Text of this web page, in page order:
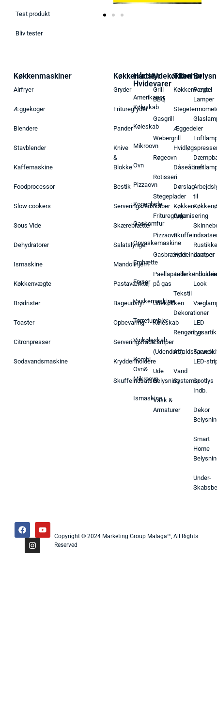
Test produkt
Bliv tester
Køkkenmaskiner
Airfryer
Æggekoger
Blendere
Stavblender
Kaffemaskine
Foodprocessor
Slow cookers
Sous Vide
Dehydratorer
Ismaskine
Køkkenvægte
Brødrister
Toaster
Citronpresser
Sodavandsmaskine
Køkkenudstyr
Gryder
Frituregryder
Pander
Knive
&
Blokke
Bestik
Serveringsredskaber
Skærebrætter
Salatslynger
Mandolinjern
Pastaværktøj
Bageudstyr
Opbevaring
Serveringsfade
Krydderiholdere
Skuffeindsatser
Hårde
Hvidevarer
Amerikaner
Køleskab
Køleskab
Mikroovn
Ovn
Pizzaovn
Kogeplade
Gaskomfur
Opvaskemaskine
Emhætte
Fryser
Vaskemaskine
Tørretumbler
Vinkøleskab
Kombi
Ovn&
Mikroovn
Ismaskine
Udekøkken
Grill
BBQ
Gasgrill
Webergrill
Røgeovn
Rotisseri
Stegeplader
Frituregryder
Pizzaovn
Gasbrænder
Paellapande
på gas
Udekøkken
Køleskab
Lamper
(Udendørs)
Ude
Belysning
Vask &
Armaturer
Tilbehør
Køkkenvægte
Æggedeler
Dåseåbner
Dørslag
Køkken
Organisering
Hyldeindsatser
Tekstil
Dekorationer
Affaldsspande
Vand
Systemer
Pendel
Lamper
til
Rustikke
Lamper
Look
LED
Lys
LED-
Spotlys
Indb.
Dekor
Smart
Home
Under-
Copyright © 2024 Marketing Group Malaga™, All Rights
Reserved